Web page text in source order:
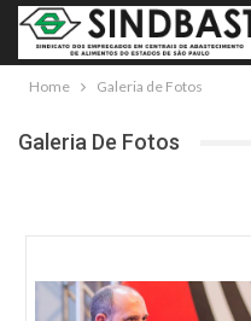
Home Galeria de Fotos
Galeria De Fotos